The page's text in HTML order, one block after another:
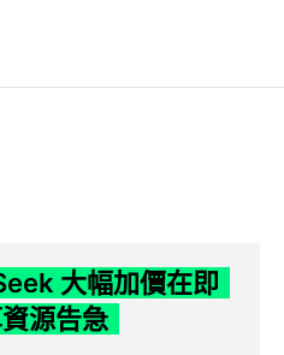
大幅加價在即
源告急